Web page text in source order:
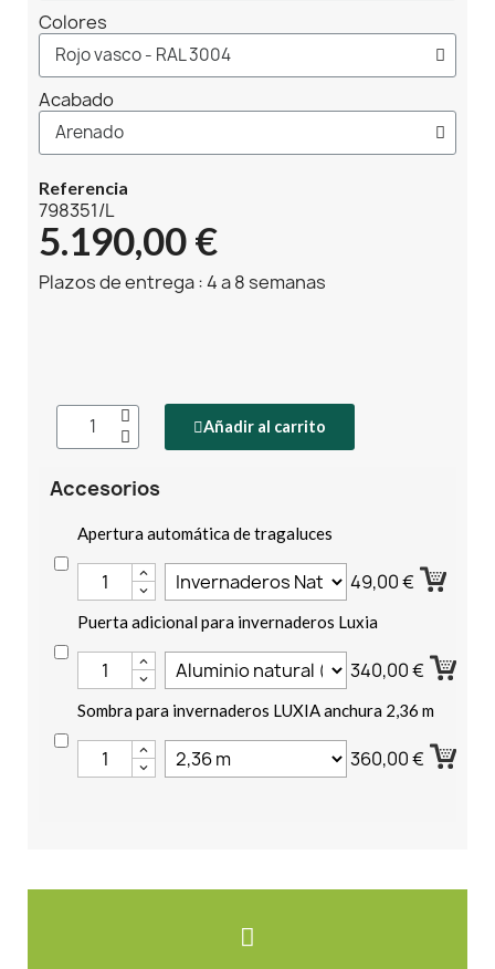
Colores
Acabado
Referencia
798351/L
5.190,00 €
Plazos de entrega : 4 a 8 semanas
Añadir al carrito
Accesorios
Apertura automática de tragaluces
49,00 €
Puerta adicional para invernaderos Luxia
340,00 €
Sombra para invernaderos LUXIA anchura 2,36 m
360,00 €